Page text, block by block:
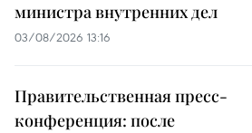
министра внутренних дел
03/08/2026 13:16
Правительственная пресс-
конференция: после